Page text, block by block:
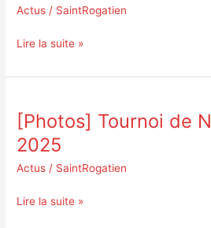
Actus / SaintRogatien
Rois
Lire la suite »
[Photos] Tournoi de
2025
Actus / SaintRogatien
[Photos]
Tournoi
de
Noël
Basket
Lire la suite »